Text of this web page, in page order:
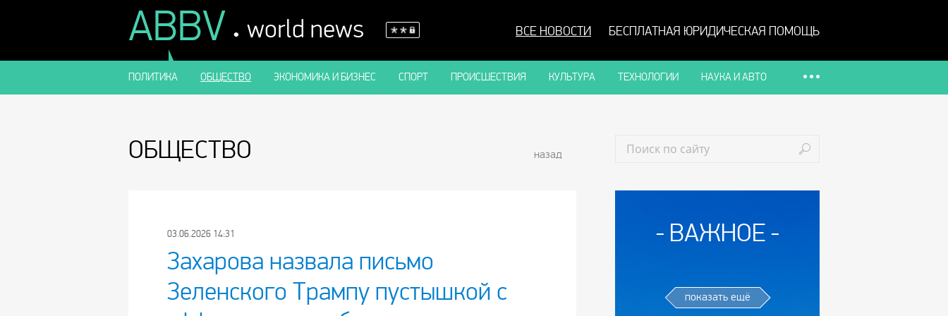
ABBV . world news ВСЕ НОВОСТИ БЕСПЛАТНАЯ ЮРИДИЧЕСКАЯ ПОМОЩЬ
ПОЛИТИКА ОБЩЕСТВО ЭКОНОМИКА И БИЗНЕС СПОРТ ПРОИСШЕСТВИЯ КУЛЬТУРА ТЕХНОЛОГИИ НАУКА И АВТО
ВАЖНОЕ
показать ещё
ОБЩЕСТВО назад
03.06.2026 14:31
Захарова назвала письмо
Зеленского Трампу пустышкой с